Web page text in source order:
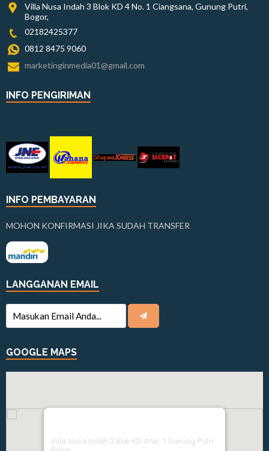
Villa Nusa Indah 3 Blok KD 4 No. 1 Ciangsana, Gunung Putri,
Bogor,
02182425377
0812 8475 9060
marketinginmedia01@gmail.com
INFO PENGIRIMAN
INFO PEMBAYARAN
MOHON KONFIRMASI JIKA SUDAH TRANSFER
LANGGANAN EMAIL
GOOGLE MAPS
Villa Nusa Indah 3 Blok KD 4 No. 1 Gunung Putri